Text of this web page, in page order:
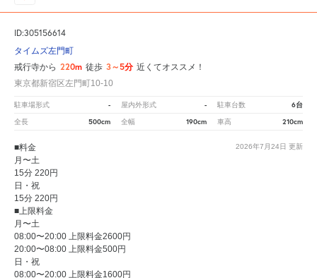
ID:305156614
タイムズ左門町
戒行寺から 220m 徒歩 3～5分 近くてオススメ！
東京都新宿区左門町10-10
駐車場形式 - 屋内外形式 - 駐車台数 6台
全長 500cm 全幅 190cm 車高 210cm
2026年7月24日 更新
■料金
月〜土
15分 220円
日・祝
15分 220円
■上限料金
月〜土
08:00〜20:00 上限料金2600円
20:00〜08:00 上限料金500円
日・祝
08:00〜20:00 上限料金1600円